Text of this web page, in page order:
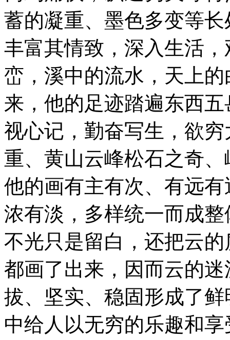
蓄的凝重、墨色多变等
丰富其情致，深入生活
峦，溪中的流水，天上
来，他的足迹踏遍东西
视心记，勤奋写生，欲
重、黄山云峰松石之奇
他的画有主有次、有远
浓有淡，多样统一而成
不光只是留白，还把云
都画了出来，因而云的
拔、坚实、稳固形成了
中给人以无穷的乐趣和